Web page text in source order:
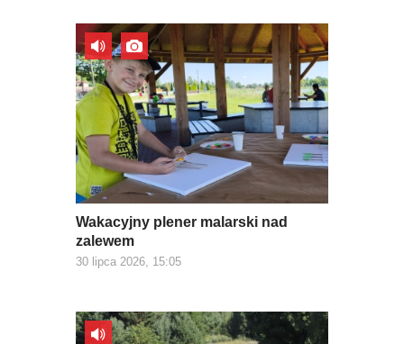
Wakacyjny plener malarski nad
zalewem
30 lipca 2026, 15:05